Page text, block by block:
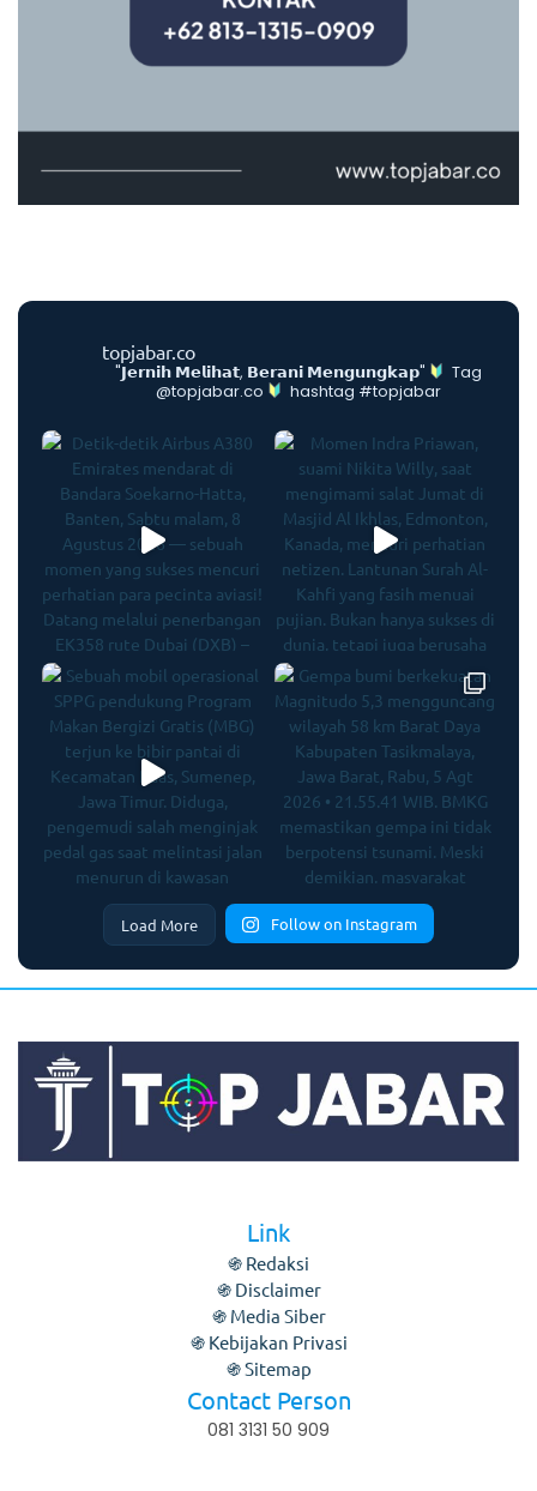
topjabar.co
"𝗝𝗲𝗿𝗻𝗶𝗵 𝗠𝗲𝗹𝗶𝗵𝗮𝘁, 𝗕𝗲𝗿𝗮𝗻𝗶 𝗠𝗲𝗻𝗴𝘂𝗻𝗴𝗸𝗮𝗽"
Tag
@topjabar.co
hashtag #topjabar
Load More Follow on Instagram
Link
֍ Redaksi
֍ Disclaimer
֍ Media Siber
֍ Kebijakan Privasi
֍ Sitemap
Contact Person
081 3131 50 909